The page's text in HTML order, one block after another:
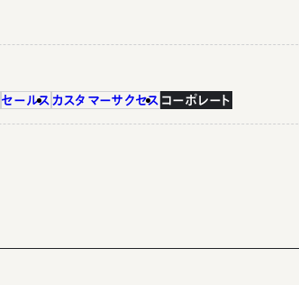
セールス カスタマーサクセス コーポレート